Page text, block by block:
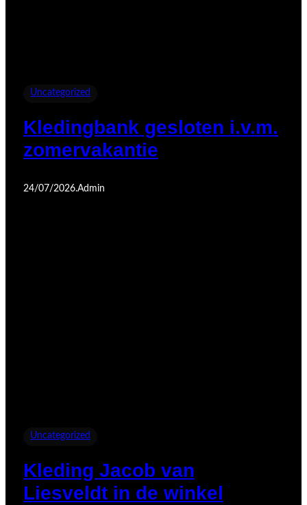
Uncategorized
Kledingbank gesloten i.v.m.
zomervakantie
24/07/2026.Admin
Uncategorized
Kleding Jacob van
Liesveldt in de winkel